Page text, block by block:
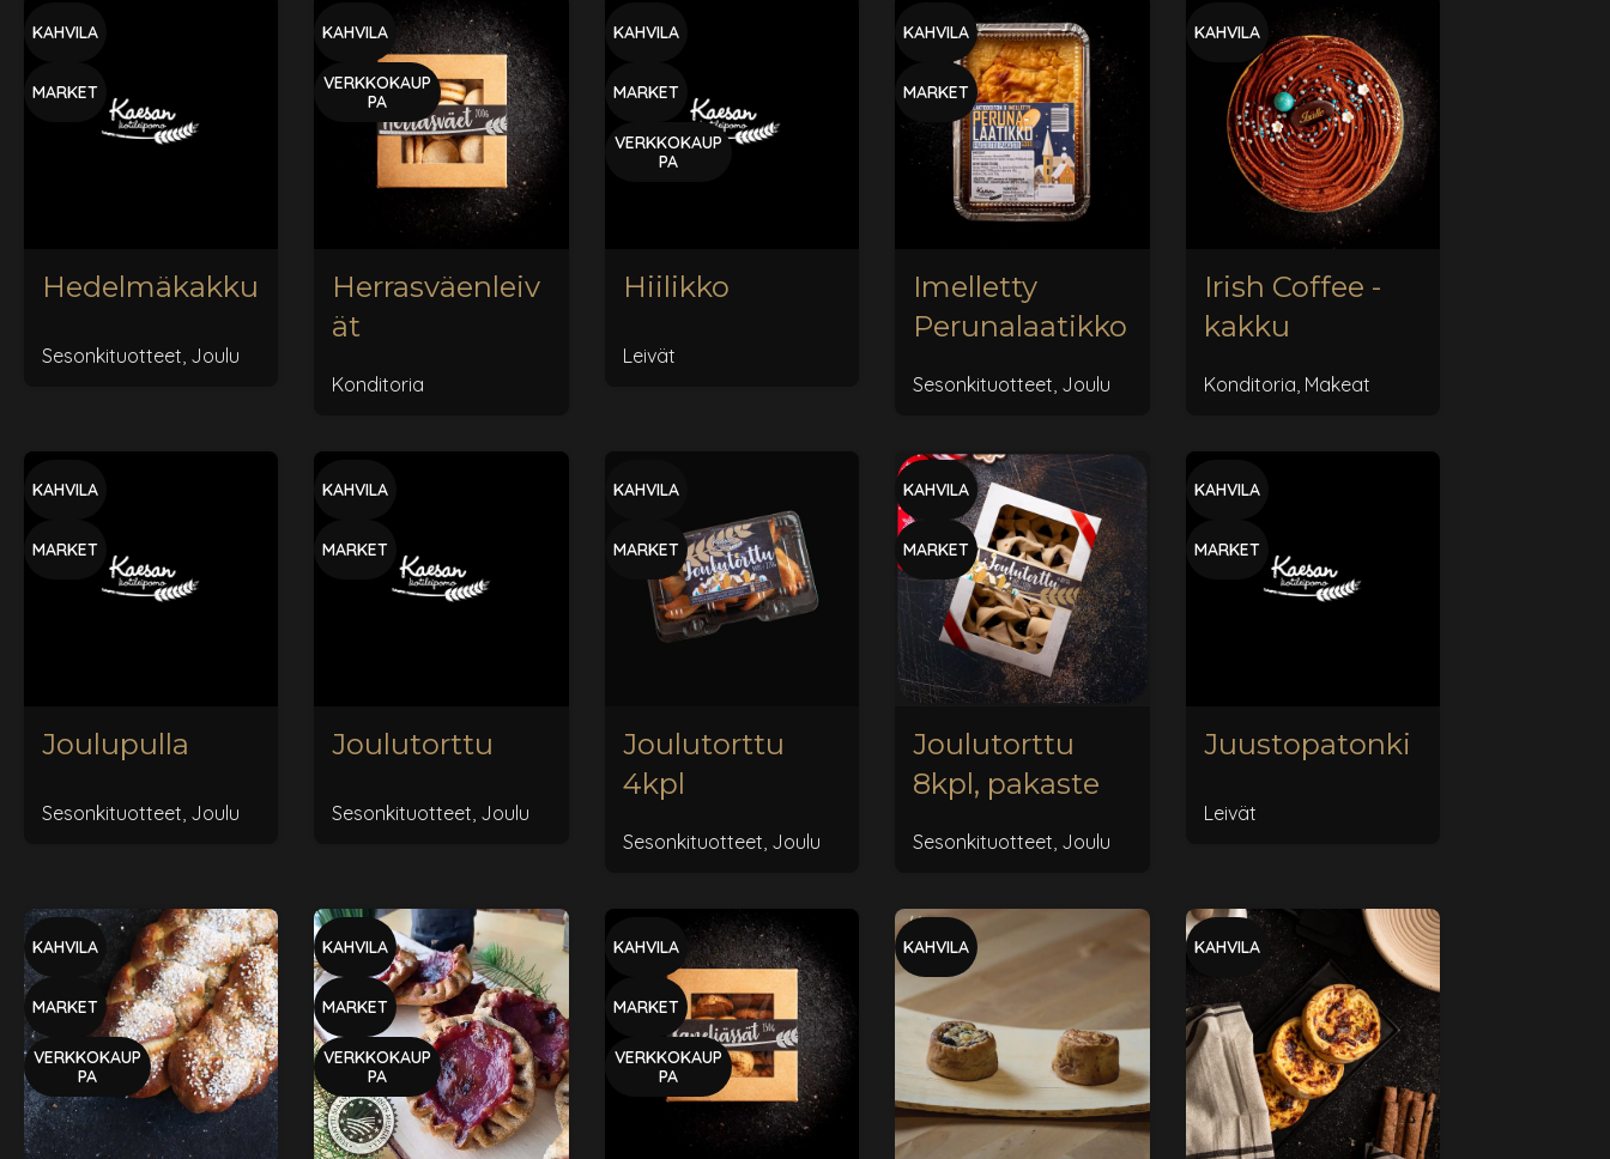
KAHVILA
MARKET
Hedelmäkakku
Sesonkituotteet Joulu
KAHVILA
VERKKOKAUP
PA
Herrasväenleiv
ät
Konditoria
KAHVILA
MARKET
VERKKOKAUP
PA
Hiilikko
Leivät
KAHVILA
MARKET
Imelletty
Perunalaatikko
Sesonkituotteet, Joulu
KAHVILA
Irish Coffee -
kakku
Konditoria, Makeat
KAHVILA
MARKET
Joulupulla
Sesonkituotteet Joulu
KAHVILA
MARKET
Joulutorttu
Sesonkituotteet Joulu
KAHVILA
MARKET
Joulutorttu
4kpl
Sesonkituotteet Joulu
KAHVILA
MARKET
Joulutorttu
8kpl, pakaste
Sesonkituotteet Joulu
KAHVILA
MARKET
Juustopatonki
Leivät
KAHVILA
MARKET
VERKKOKAUP
PA
KAHVILA
MARKET
VERKKOKAUP
PA
KAHVILA
MARKET
VERKKOKAUP
PA
KAHVILA KAHVILA